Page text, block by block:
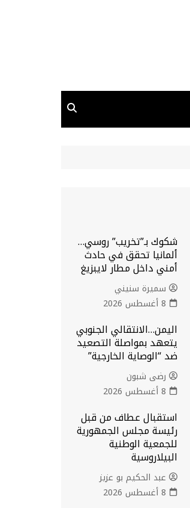
شكوك بـ”تخريب” روسي…
ألمانيا تحقق في حادث
أمني داخل مطار لايبزيغ
سميرة سنيني
8 أغسطس 2026
اليمن…الانتقالي الجنوبي
يتعهد بمواصلة التصعيد
ضد “الوصاية الخارجية”
رضى شبون
8 أغسطس 2026
استقبال عطاف من قبل
رئيسة مجلس الجمهورية
للجمعية الوطنية
البيلاروسية
عبد الحكيم بو عزيز
8 أغسطس 2026